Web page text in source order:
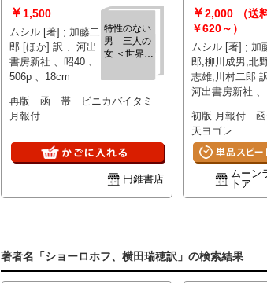
特性のない
男 三人の
女 ＜世界文
￥ 1,500
ムシル [著] ; 加藤二
郎 [ほか] 訳 、河出
書房新社 、昭40 、
506p 、18cm
再版 函 帯 ビニカバイタミ
月報付
円錐書店
￥2,000
（送
￥620～）
ムシル [著] ; 加
郎,柳川成男,北
志雄,川村二郎 訳
河出書房新社 、
初版 月報付
天ヨゴレ
ムーン
トア
著者名「ショーロホフ、横田瑞穂訳」の検索結果